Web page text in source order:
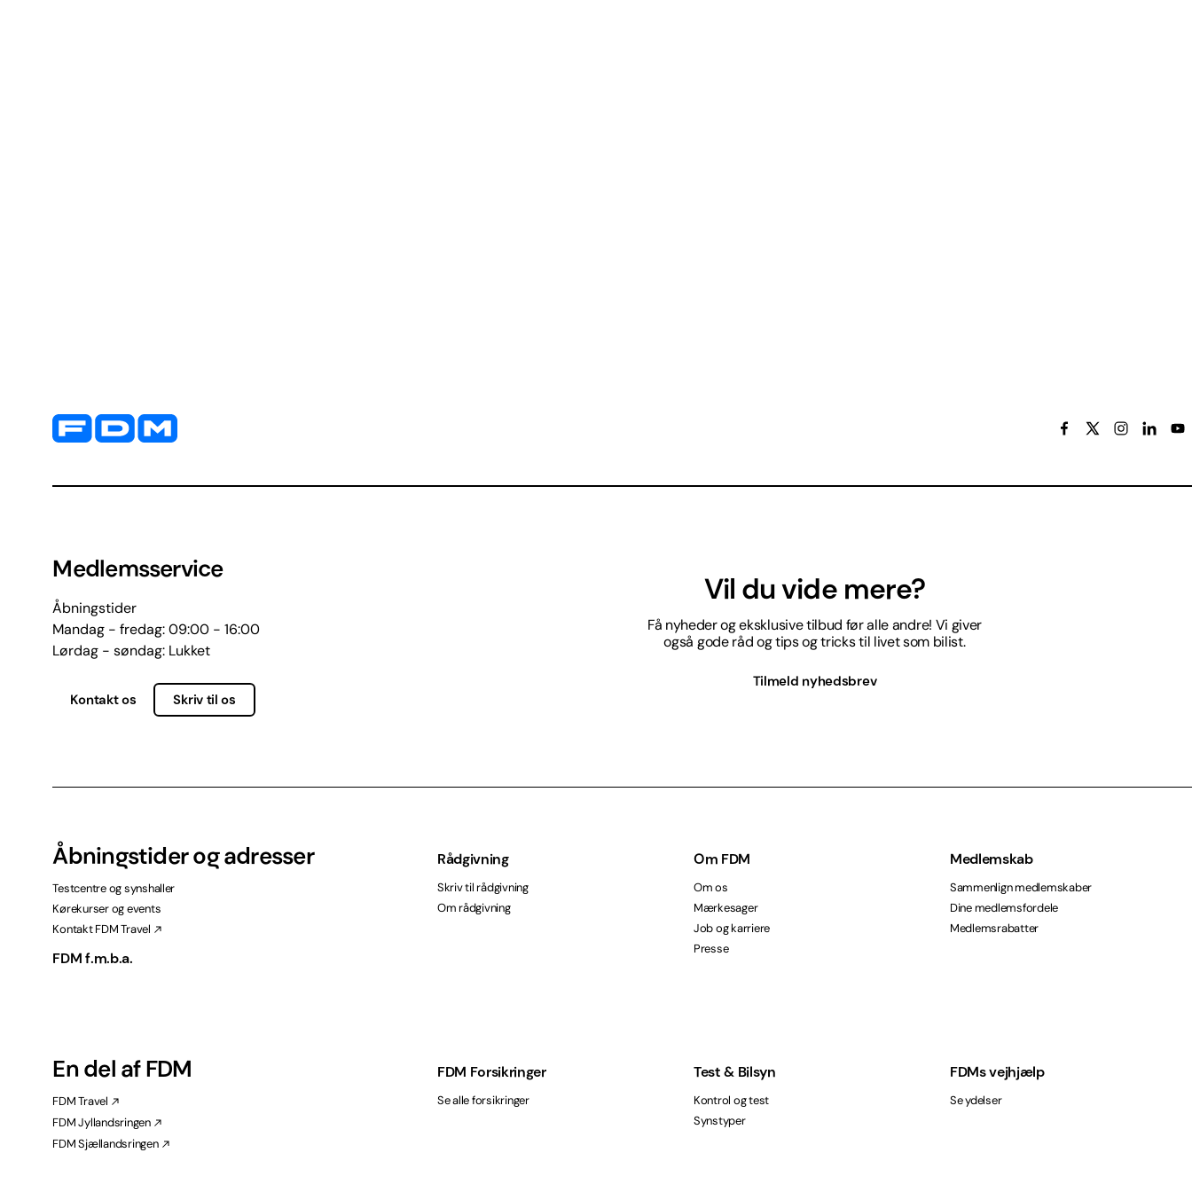
Yderligere information og kontaktoplysninger
Medlemsservice
Åbningstider
Mandag - fredag: 09:00 - 16:00
Lørdag - søndag: Lukket
Kontakt os Skriv til os
Vil du vide mere?
Få nyheder og eksklusive tilbud før alle andre! Vi giver
også gode råd og tips og tricks til livet som bilist.
Tilmeld nyhedsbrev
Åbningstider og adresser
Testcentre og synshaller
Kørekurser og events
Kontakt FDM Travel
FDM f.m.b.a.
En del af FDM
FDM Travel
FDM Jyllandsringen
FDM Sjællandsringen
Rådgivning
Skriv til rådgivning
Om rådgivning
Om FDM
Om os
Mærkesager
Job og karriere
Presse
Medlemskab
Sammenlign medlemskaber
Dine medlemsfordele
Medlemsrabatter
FDM Forsikringer
Se alle forsikringer
Test & Bilsyn
Kontrol og test
Synstyper
FDMs vejhjælp
Se ydelser